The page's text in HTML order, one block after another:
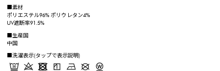
■素材
ポリエステル96% ポリウレタン4%
UV遮断率91.5%
■生産国
中国
■洗濯表示(タップで表示説明)